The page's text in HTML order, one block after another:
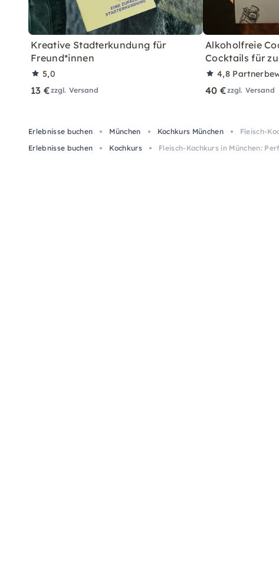
Kreative Stadterkundung für
Freund*innen
5,0
13 €zzgl. Versand
Alkoholfreie
Cocktails für
4,8
40 €zzgl. Versand
Erlebnisse buchen München Kochkurs München
Fleisch-
Erlebnisse buchen
Kochkurs Fleisch-Kochkurs in München: